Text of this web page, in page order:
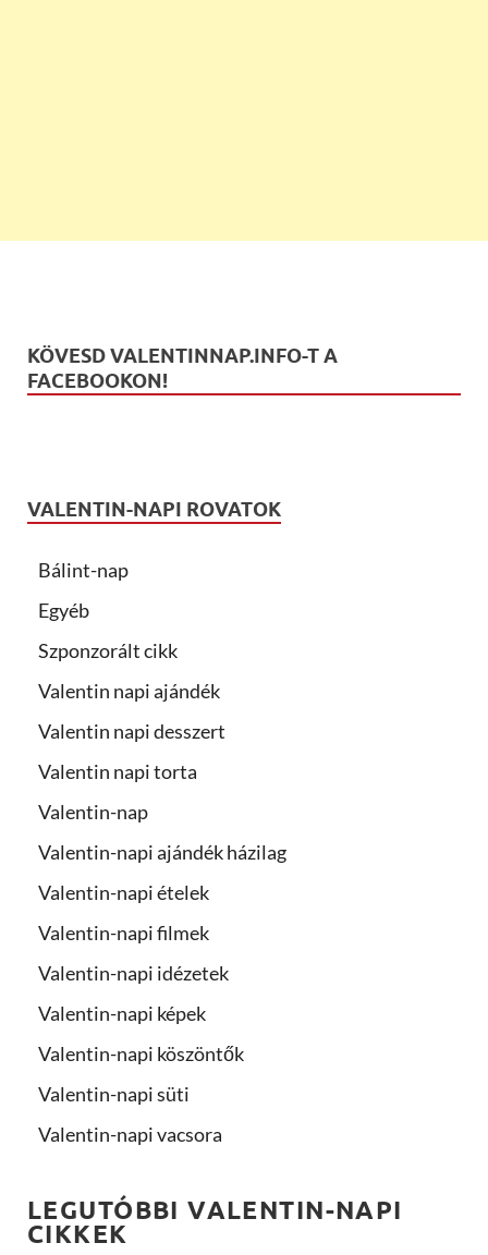
KÖVESD VALENTINNAP.INFO-T A
FACEBOOKON!
VALENTIN-NAPI ROVATOK
Bálint-nap
Egyéb
Szponzorált cikk
Valentin napi ajándék
Valentin napi desszert
Valentin napi torta
Valentin-nap
Valentin-napi ajándék házilag
Valentin-napi ételek
Valentin-napi filmek
Valentin-napi idézetek
Valentin-napi képek
Valentin-napi köszöntők
Valentin-napi süti
Valentin-napi vacsora
LEGUTÓBBI VALENTIN-NAPI
CIKKEK